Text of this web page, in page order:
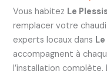
Vous habitez Le
remplacer votre
experts locaux dans
accompagnent à
l’installation complète.